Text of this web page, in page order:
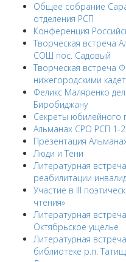
Общее собрание
отделения РСП
Конференция
Творческая встреча
СОШ пос. Садовый
Творческая встреча
нижегородскими
Феликс Маляренко
Биробиджану
Секреты юбилейного
Альманах СРО РСП 1-
Презентация
Люди и Тени
Литературная
реабилитации
Участие в III
чтения»
Литературная
Октябрьское ущелье
Литературная
библиотеке р.п.